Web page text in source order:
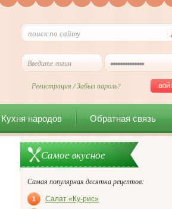
Регистрация /Забыл пароль?
Кухня народов Обратная связь
Самое вкусное
Самая популярная десятка рецептов:
1 Салат «Ку-рис»